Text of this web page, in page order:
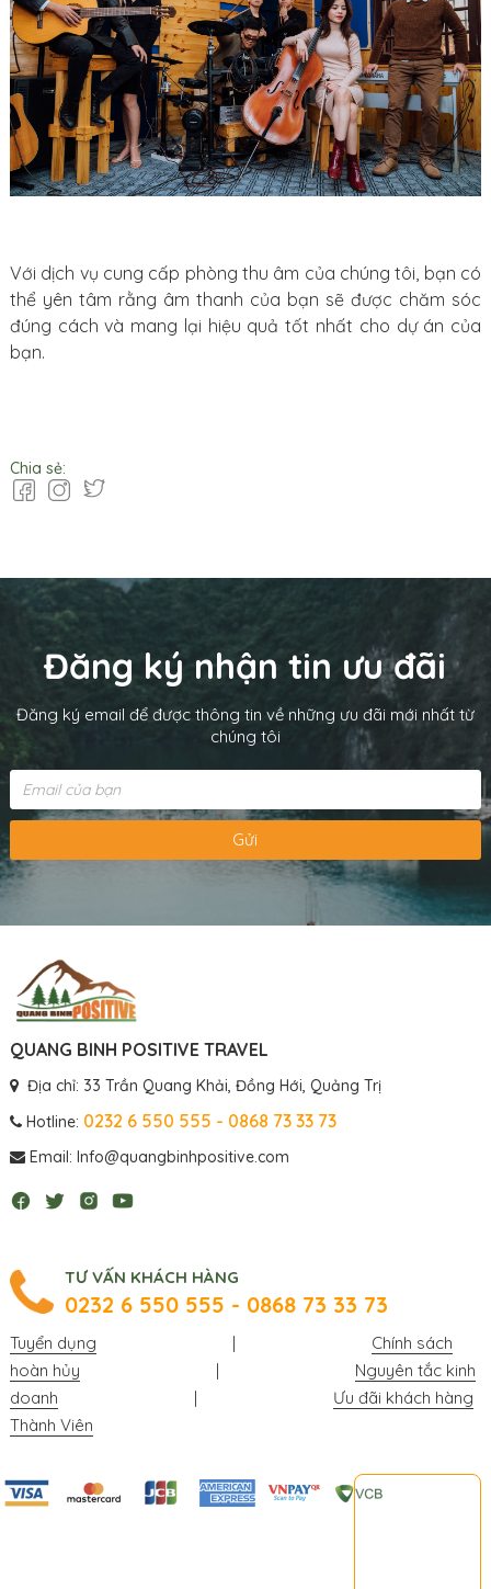
Với dịch vụ cung cấp phòng thu âm của chúng tôi, bạn có
thể yên tâm rằng âm thanh của bạn sẽ được chăm sóc
đúng cách và mang lại hiệu quả tốt nhất cho dự án của
bạn.
Chia sẻ:
Đăng ký nhận tin ưu đãi
Đăng ký email để được thông tin về những ưu đãi mới nhất từ
chúng tôi
Gửi
QUANG BINH POSITIVE TRAVEL
Địa chỉ: 33 Trần Quang Khải, Đồng Hới, Quảng Trị
Hotline: 0232 6 550 555 - 0868 73 33 73
Email: Info@quangbinhpositive.com
TƯ VẤN KHÁCH HÀNG
0232 6 550 555 - 0868 73 33 73
Tuyển dụng |
Chính sách
hoàn hủy
|
Nguyên tắc kinh
doanh
|
Ưu đãi khách hàng
Thành Viên